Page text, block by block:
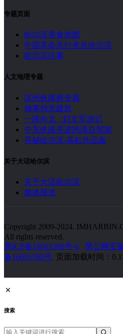
专题页面
哈尔滨美食地图
中国革命先行者在哈尔滨
哈尔滨往事
人文地理专题
滨州铁路桥专题
领事馆老建筑
一路向北 · 刘文军游记
中东铁路寻迹跨境自驾游
寻秘哈尔滨-高虹作品集
关于大话哈尔滨
关于大话哈尔滨
媒体报道
Copyright 2009-2024.
All rights reserved.
黑ICP备16001590号-6
黑公网安
备16001590号. 页面加载时间：
搜索